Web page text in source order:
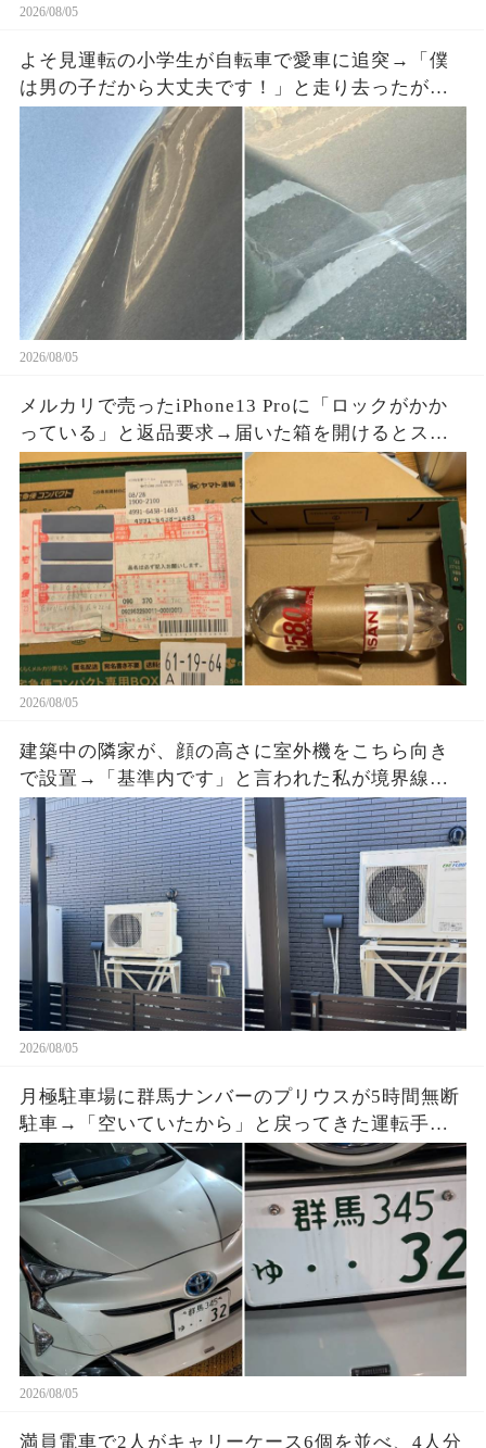
2026/08/05
よそ見運転の小学生が自転車で愛車に追突→「僕
は男の子だから大丈夫です！」と走り去ったが、
ドラレコに残った一言で両親が戻ってきた
2026/08/05
メルカリで売ったiPhone13 Proに「ロックがかか
っている」と返品要求→届いた箱を開けるとスマ
ホはなく、重量を合わせたペットボトルが固定さ
れていた
2026/08/05
建築中の隣家が、顔の高さに室外機をこちら向き
で設置→「基準内です」と言われた私が境界線と
排気方向の写真を送ると、現場監督が工事を止め
た
2026/08/05
月極駐車場に群馬ナンバーのプリウスが5時間無断
駐車→「空いていたから」と戻ってきた運転手
へ、防犯映像と駐車料金を見せると…
2026/08/05
満員電車で2人がキャリーケース6個を並べ、4人分